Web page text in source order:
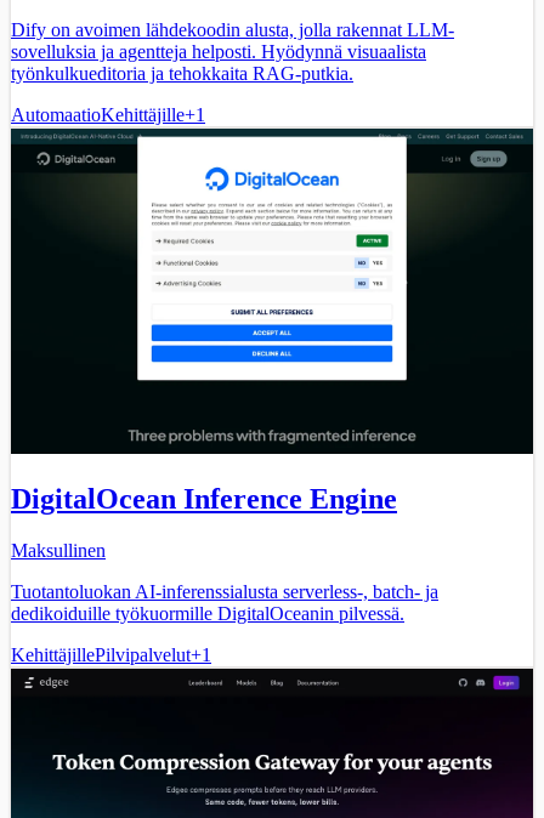
Dify on avoimen lähdekoodin alusta, jolla rakennat LLM-
sovelluksia ja agentteja helposti. Hyödynnä visuaalista
työnkulkueditoria ja tehokkaita RAG-putkia.
AutomaatioKehittäjille+1
DigitalOcean Inference Engine
Maksullinen
Tuotantoluokan AI-inferenssialusta serverless-, batch- ja
dedikoiduille työkuormille DigitalOceanin pilvessä.
KehittäjillePilvipalvelut+1